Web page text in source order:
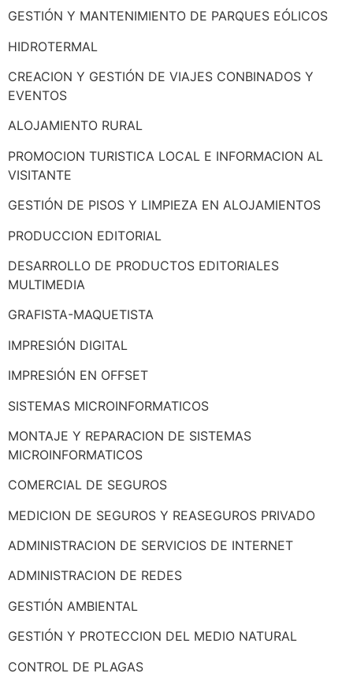
GESTIÓN Y MANTENIMIENTO DE PARQUES EÓLICOS
HIDROTERMAL
CREACION Y GESTIÓN DE VIAJES CONBINADOS Y
EVENTOS
ALOJAMIENTO RURAL
PROMOCION TURISTICA LOCAL E INFORMACION AL
VISITANTE
GESTIÓN DE PISOS Y LIMPIEZA EN ALOJAMIENTOS
PRODUCCION EDITORIAL
DESARROLLO DE PRODUCTOS EDITORIALES
MULTIMEDIA
GRAFISTA-MAQUETISTA
IMPRESIÓN DIGITAL
IMPRESIÓN EN OFFSET
SISTEMAS MICROINFORMATICOS
MONTAJE Y REPARACION DE SISTEMAS
MICROINFORMATICOS
COMERCIAL DE SEGUROS
MEDICION DE SEGUROS Y REASEGUROS PRIVADO
ADMINISTRACION DE SERVICIOS DE INTERNET
ADMINISTRACION DE REDES
GESTIÓN AMBIENTAL
GESTIÓN Y PROTECCION DEL MEDIO NATURAL
CONTROL DE PLAGAS